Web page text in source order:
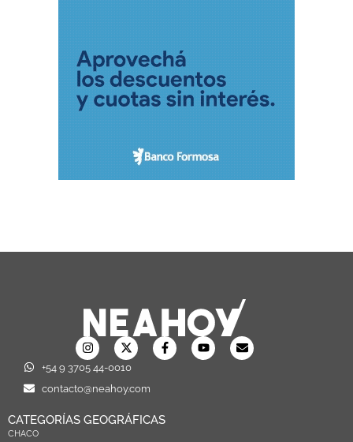
+54 9 3705 44-0010
contacto@neahoy.com
CATEGORÍAS GEOGRÁFICAS
CHACO